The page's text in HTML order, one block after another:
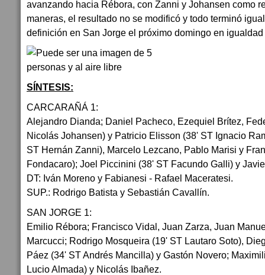
avanzando hacia Rébora, con Zanni y Johansen como
maneras, el resultado no se modificó y todo terminó
definición en San Jorge el próximo domingo en
SÍNTESIS:
CARCARAÑÁ 1:
Alejandro Dianda; Daniel Pacheco, Ezequiel Brítez,
Nicolás Johansen) y Patricio Elisson (38' ST Ignacio
ST Hernán Zanni), Marcelo Lezcano, Pablo Marisi y
Fondacaro); Joel Piccinini (38' ST Facundo Galli) y
DT: Iván Moreno y Fabianesi - Rafael Maceratesi.
SUP.: Rodrigo Batista y Sebastián Cavallín.
SAN JORGE 1:
Emilio Rébora; Francisco Vidal, Juan Zarza, Juan
Marcucci; Rodrigo Mosqueira (19' ST Lautaro Soto),
Páez (34' ST Andrés Mancilla) y Gastón Novero;
Lucio Almada) y Nicolás Ibañez.